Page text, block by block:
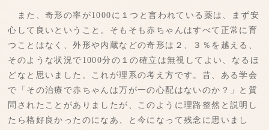
また、奇形の率が1000に１つと言われている薬は、まず安
心して良いということ。そもそも赤ちゃんはすべて正常に育
つことはなく、外形や内蔵などの奇形は２、３％を越える、
そのような状況で1000分の１の確立は無視してよい、なるほ
どなと思いました。これが理系の考え方です。昔、ある学会
で「その治療で赤ちゃんは万が一の心配はないのか？」と質
問されたことがありましたが、このように理路整然と説明し
たら格好良かったのになあ、と今になって残念に思いまし